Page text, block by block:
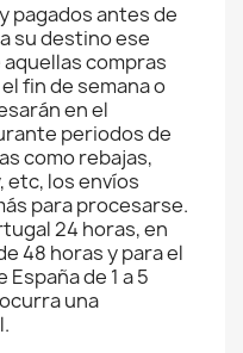
pagados antes de
su destino ese
compras
fin de semana o
en el
periodos de
como rebajas,
etc, los envíos
para procesarse.
24 horas, en
48 horas y para el
de 1 a 5
una